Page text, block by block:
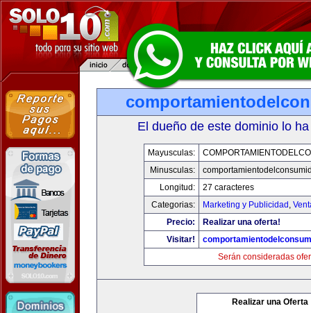
El dueño de este dominio lo
Mayusculas:
Minusculas:
Longitud:
27 caracteres
Categorias:
Marketing y Publicidad ,
Precio:
Realizar una oferta!
Visitar!
Serán consideradas
Realizar una Oferta